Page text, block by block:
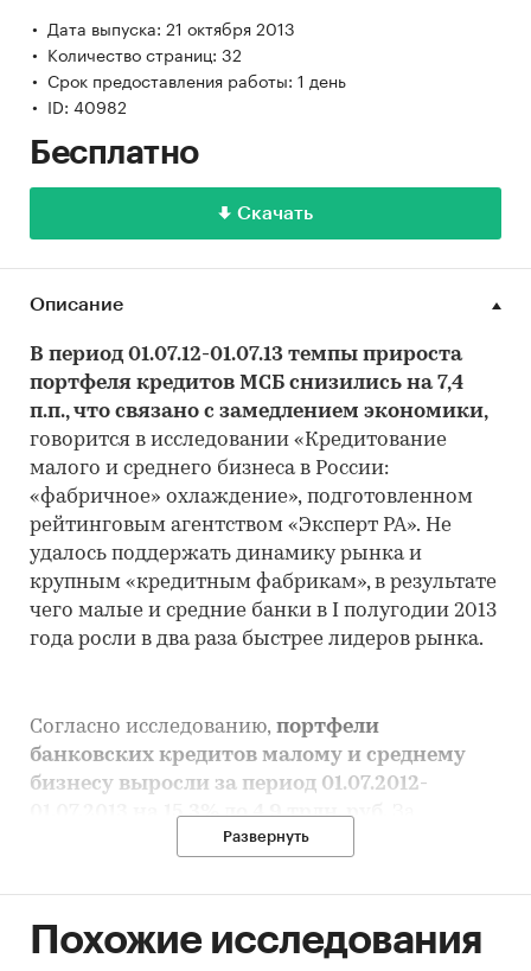
Дата выпуска: 21 октября 2013
Количество страниц: 32
Срок предоставления работы: 1 день
ID: 40982
Бесплатно
Скачать
Описание
В период 01.07.12-01.07.13 темпы прироста
портфеля кредитов МСБ снизились на 7,4
п.п., что связано с замедлением экономики,
говорится в исследовании «Кредитование
малого и среднего бизнеса в России:
«фабричное» охлаждение», подготовленном
рейтинговым агентством «Эксперт РА». Не
удалось поддержать динамику рынка и
крупным «кредитным фабрикам», в результате
чего малые и средние банки в I полугодии 2013
года росли в два раза быстрее лидеров рынка.
Согласно исследованию, портфели
банковских кредитов малому и среднему
бизнесу выросли за период 01.07.2012-
01.07.2013 на 15,3% до 4,9 трлн. руб.
аналогичный период прошлого года рынок
Основными причинами, по мнению
аналитиков «Эксперт РА», стали замедление
экономики и снижение эффекта «кредитных
Развернуть
Похожие исследования